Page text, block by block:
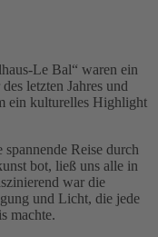
Le Bal“ waren ein
letzten Jahres und
ein kulturelles Highlight
Reise durch
bot, ließ uns alle in
war die
und Licht, die jede
machte.